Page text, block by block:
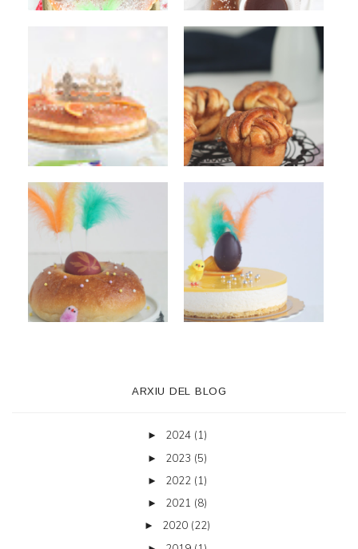
ARXIU DEL BLOG
► 2024 (1)
► 2023 (5)
► 2022 (1)
► 2021 (8)
► 2020 (22)